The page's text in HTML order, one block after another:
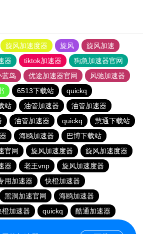
旋风加速度器 旋风
旋风加速
器 tiktok加速器
狗急加速器官网
蓝鸟 优途加速器官网
风驰加速器
6513下载站
quickq
站 油管加速器
油管加速器
油管加速器 quickq
慧通下载站
海鸥加速器
巴博下载站
官网 旋风加速度器
旋风加速度器
器 老王vnp
旋风加速度器
用加速器
快橙加速器
黑洞加速官网
海鸥加速器
橙加速器 quickq
酷通加速器